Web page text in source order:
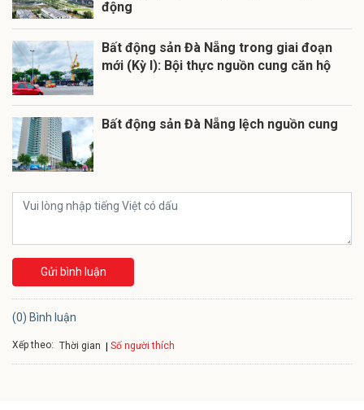
động
Bất động sản Đà Nẵng trong giai đoạn
mới (Kỳ I): Bội thực nguồn cung căn hộ
Bất động sản Đà Nẵng lệch nguồn cung
Gửi bình luận
(0) Bình luận
Xếp theo: Thời gian Số người thích